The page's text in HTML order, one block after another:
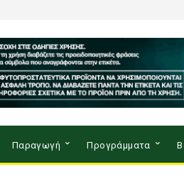
Παραγωγή Προγράμματα